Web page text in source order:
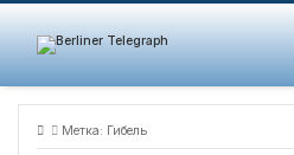
Skip
content
Метка: Гибель